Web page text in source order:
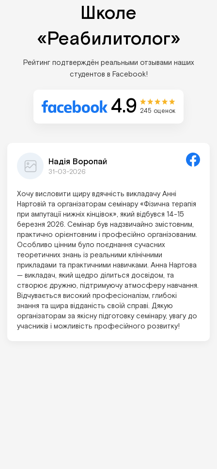
Школе
«Реабилитолог»
Рейтинг подтверждён реальными отзывами наших
студентов в Facebook!
4.9 245 оценок
Надія Воропай
31-03-2026
Хочу висловити щиру вдячність викладачу Анні
Нартовій та організаторам семінару «Фізична терапія
при ампутації нижніх кінцівок», який відбувся 14-15
березня 2026. Семінар був надзвичайно змістовним,
практично орієнтовним і професійно організованим.
Особливо цінним було поєднання сучасних
теоретичних знань із реальними клінічними
прикладами та практичними навичками. Анна Нартова
— викладач, який щедро ділиться досвідом, та
створює дружню, підтримуючу атмосферу навчання.
Відчувається високий професіоналізм, глибокі
знання та щира відданість своїй справі. Дякую
організаторам за якісну підготовку семінару, увагу до
учасників і можливість професійного розвитку!